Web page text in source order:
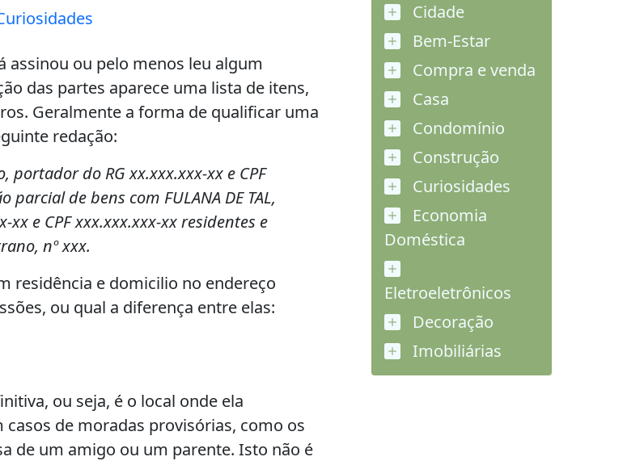
assinou ou pelo menos leu algum
das partes aparece uma lista de itens,
Geralmente a forma de qualificar uma
redação:
portador do RG xx.xxx.xxx-xx e CPF
de bens com FULANA DE TAL,
e CPF xxx.xxx.xxx-xx residentes e
nº xxx.
residência e domicilio no endereço
ou qual a diferença entre elas:
ou seja, é o local onde ela
de moradas provisórias, como os
de um amigo ou um parente. Isto não é
Cidade
Bem-Estar
Compra e venda
Casa
Condomínio
Construção
Curiosidades
Economia
Doméstica
Eletroeletrônicos
Decoração
Imobiliárias